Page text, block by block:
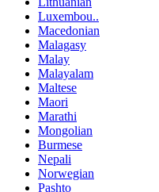
Luxembou..
Macedonian
Malagasy
Malay
Malayalam
Maltese
Maori
Marathi
Mongolian
Burmese
Nepali
Norwegian
Pashto